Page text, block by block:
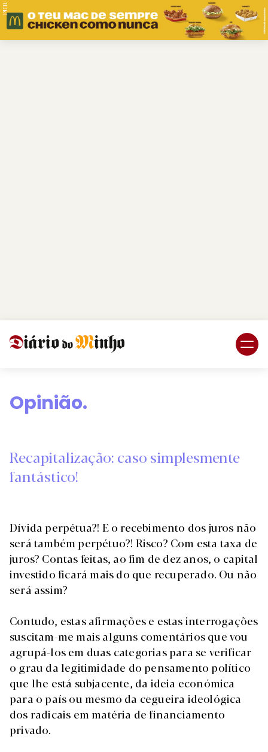
PUB.
Opinião.
Recapitalização: caso simplesmente
fantástico!
Dívida perpétua?! E o recebimento dos juros não
será também perpétuo?! Risco? Com esta taxa de
juros? Contas feitas, ao fim de dez anos, o capital
investido ficará mais do que recuperado. Ou não
será assim?
Contudo, estas afirmações e estas interrogações
suscitam-me mais alguns comentários que vou
agrupá-los em duas categorias para se verificar
o grau da legitimidade do pensamento político
que lhe está subjacente, da ideia económica
para o país ou mesmo da cegueira ideológica
dos radicais em matéria de financiamento
privado.